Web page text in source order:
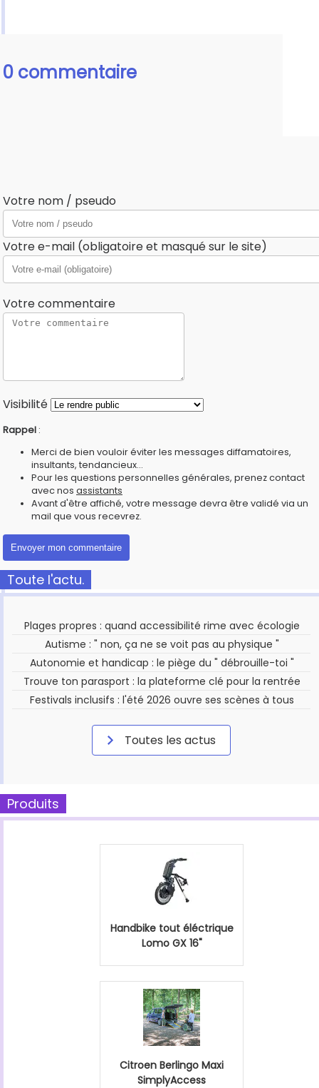
0 commentaire
Votre nom / pseudo
Votre e-mail (obligatoire et masqué sur le site)
Votre commentaire
Visibilité
Rappel :
Merci de bien vouloir éviter les messages diffamatoires,
insultants, tendancieux...
Pour les questions personnelles générales, prenez contact
avec nos assistants
Avant d'être affiché, votre message devra être validé via un
mail que vous recevrez.
Toute l'actu.
Plages propres : quand accessibilité rime avec écologie
Autisme : " non, ça ne se voit pas au physique "
Autonomie et handicap : le piège du " débrouille-toi "
Trouve ton parasport : la plateforme clé pour la rentrée
Festivals inclusifs : l'été 2026 ouvre ses scènes à tous
Toutes les actus
Produits
Handbike tout éléctrique
Lomo GX 16"
Citroen Berlingo Maxi
SimplyAccess